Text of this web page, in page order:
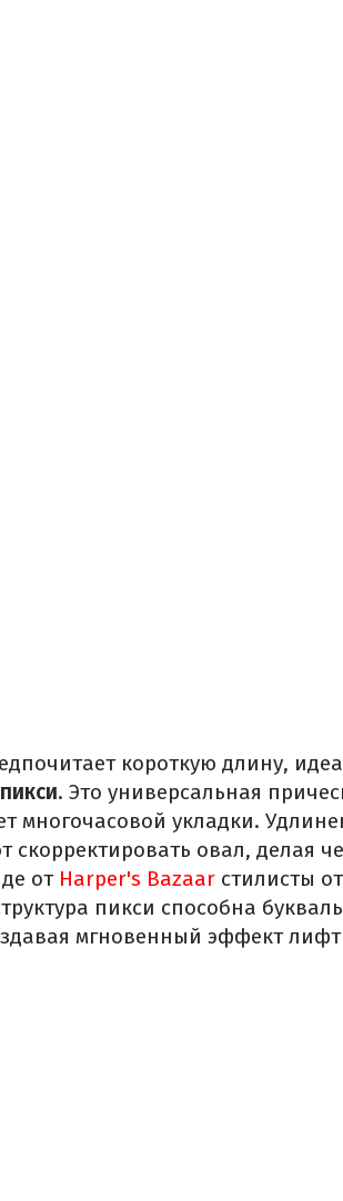
короткую длину,
. Это универсальная
многочасовой укладки.
скорректировать овал, делая
от Harper's Bazaar стилисты
пикси способна
мгновенный эффект